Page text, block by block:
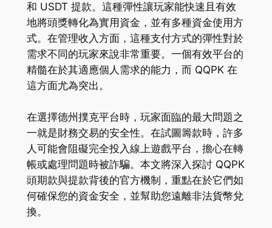
和 USDT 提款。這種彈性讓玩家能快速且有效
地將頭獎轉化為實用資金，並有多種資金使用方
式。在管理收入方面，這種支付方式的彈性對於
需求不同的玩家來說非常重要。一個有效平台的
精髓在於其適應個人需求的能力，而 QQPK 在
這方面尤為突出。
在選擇德州撲克平台時，玩家面臨的最大問題之
一就是財務交易的安全性。在試圖籌款時，許多
人可能會阻礙完全投入線上遊戲平台，擔心在轉
帳或處理問題時被詐騙。本文將深入探討 QQPK
頭期款與提款背後的官方機制，重點在於它們如
何確保您的資金安全，並幫助您遠離非法貨幣兌
換。